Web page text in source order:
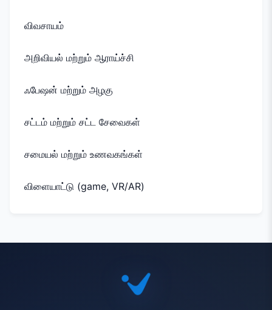
விவசாயம்
அறிவியல் மற்றும் ஆராய்ச்சி
ஃபேஷன் மற்றும் அழகு
சட்டம் மற்றும் சட்ட சேவைகள்
சமையல் மற்றும் உணவகங்கள்
விளையாட்டு (game, VR/AR)